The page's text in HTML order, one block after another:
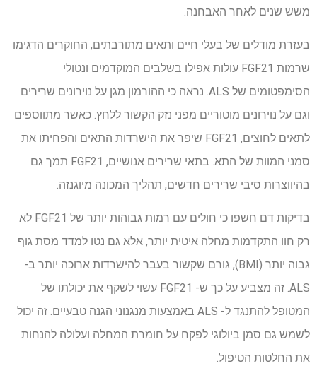
משש שנים לאחר האבחנה.
בעזרת מודלים של בעלי חיים ותאים מתורבתים, החוקרים הדגימו
שרמות FGF21 עולות אפילו בשלבים המוקדמים ונטולי
הסימפטומים של ALS. נראה כי ההורמון מגן על נוירונים שרירים
וגם על נוירונים מוטוריים מפני נזק הקשור ללחץ. כאשר מתווספים
לתאים לחוצים, FGF21 שיפר את הישרדות התאים והפחיתו את
סמני המוות של התא. בתאי שרירים אנושיים, FGF21 תמך גם
בהיווצרות סיבי שרירים חדשים, תהליך המכונה מיוגנזה.
בדיקות דם חשפו כי חולים עם רמות גבוהות יותר של FGF21 לא
רק חוו התקדמות מחלה איטית יותר, אלא גם נטו למדד מסת גוף
גבוה יותר (BMI), גורם שקשור בעבר להישרדות ארוכה יותר ב-
ALS. זה מצביע על כך ש- FGF21 עשוי לשקף את יכולתו של
המטופל להתנגד ל- ALS באמצעות מנגנוני הגנה טבעיים. זה יכול
לשמש גם סמן ביולוגי לפקח על חומרת המחלה ועלולה להנחות
את החלטות הטיפול.